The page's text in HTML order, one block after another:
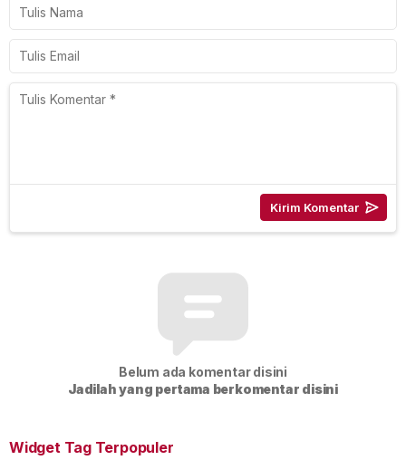
Belum ada komentar disini
Jadilah yang pertama berkomentar disini
Widget Tag Terpopuler